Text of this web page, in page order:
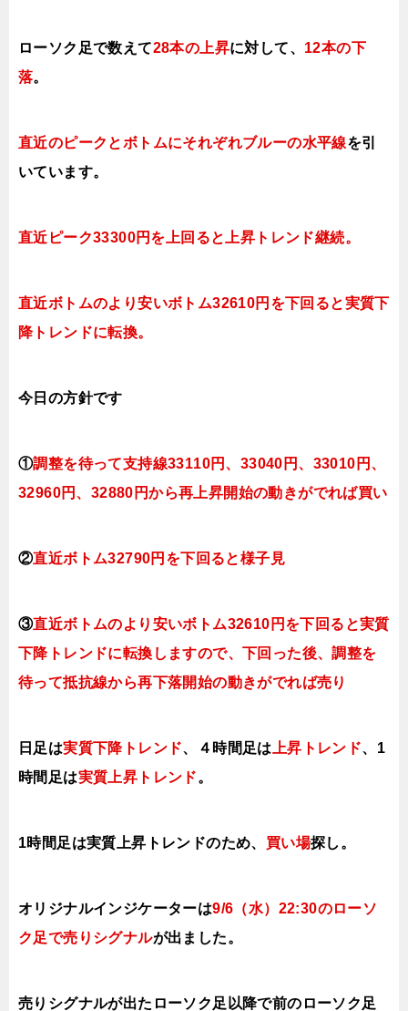
ローソク足で数えて28本の上昇に対して、 12本の下
落。
直近のピークとボトムにそれぞれブルーの水平線を引
いています。
直近ピーク33300円を上回ると上昇トレンド継続。
直近ボトムのより安いボトム32610円を下回ると実質下
降トレンドに転換。
今日 の方針です
①調整を待って支持線33110円、33040円、33010円、
32960円、32880円から再上昇開始の動きがでれば買い
②直近ボトム32790円を下回ると様子見
③直近ボトムのより安いボトム32610円を下回ると実質
下降トレンドに転換 しますので、下回った後、調整を
待って抵抗線から再下落開始の動きがでれば売り
日足は実質下降トレンド、４時間足は 上昇トレンド、1
時間足は実質上昇トレンド。
1時間足は実質上昇トレンドのため、 買い場探し。
オリジナルインジケーターは9/6（水）22:30のローソ
ク足で売りシグナルが出ました。
売りシグナルが出たローソク足以降で前の ローソク足